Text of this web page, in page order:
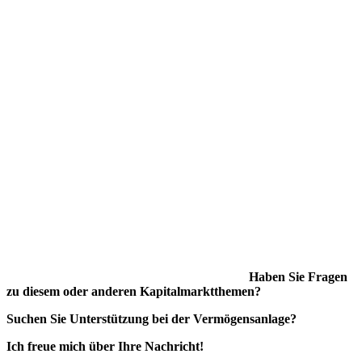
Haben Sie Fragen
zu diesem oder anderen Kapitalmarktthemen?
Suchen Sie Unterstützung bei der Vermögensanlage?
Ich freue mich über Ihre Nachricht!